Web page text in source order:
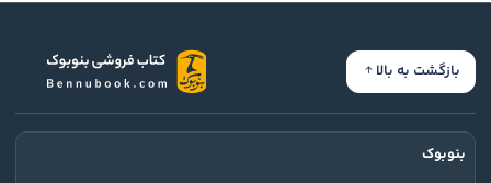
بازگشت به بالا
بنوبوک